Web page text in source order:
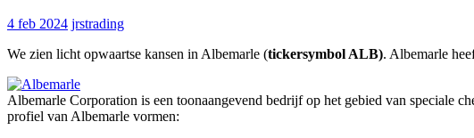
4 feb 2024 jrstrading
We zien licht opwaartse kansen in Albemarle (tickersymbol ALB). Albemarle
Albemarle Corporation is een toonaangevend bedrijf op het gebied van speciale
profiel van Albemarle vormen: